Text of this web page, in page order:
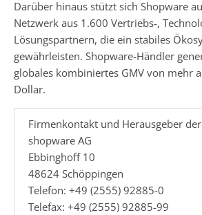
Darüber hinaus stützt sich Shopware
Netzwerk aus 1.600 Vertriebs-,
Lösungspartnern, die ein stabiles
gewährleisten. Shopware-Händler
globales kombiniertes GMV von mehr
Dollar.
Firmenkontakt und Herausgeber
shopware AG
Ebbinghoff 10
48624 Schöppingen
Telefon: +49 (2555) 92885-0
Telefax: +49 (2555) 92885-99